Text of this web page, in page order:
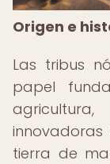
Origen e
Las tribus
papel
tierra de